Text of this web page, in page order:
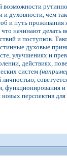
духовности, чем
и путь проживания
начинают
и поступков.
духовые
улучшениях и
действиях,
систем
и
перспектив